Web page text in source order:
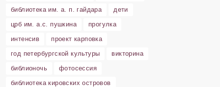
библиотека им. а. п. гайдара
дети
црб им. а.с. пушкина
прогулка
интенсив
проект карповка
год петербургской культуры
викторина
библионочь
фотосессия
библиотека кировских островов